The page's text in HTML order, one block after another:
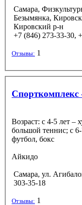
Самара,
Безымянка,
Кировский р-н
+7 (846) 273‑33-30,
Отзывы: 1
Спорткомплекс
Возраст: с 4-5 лет –
большой теннис; с 6-7 лет – айкидо, дзюдо, фехтование ,
футбол, бокс
Айкидо
Самара, ул.
303-35-18
Отзывы: 1